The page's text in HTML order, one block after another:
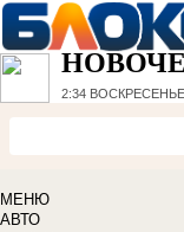
2:34
МЕНЮ
АВТО